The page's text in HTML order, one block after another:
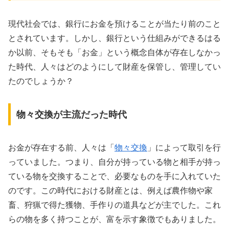
現代社会では、銀行にお金を預けることが当たり前のこと
とされています。しかし、銀行という仕組みができるはる
か以前、そもそも「お金」という概念自体が存在しなかっ
た時代、人々はどのようにして財産を保管し、管理してい
たのでしょうか？
物々交換が主流だった時代
お金が存在する前、人々は「 物々交換 」によって取引を行
っていました。つまり、自分が持っている物と相手が持っ
ている物を交換することで、必要なものを手に入れていた
のです。この時代における財産とは、例えば農作物や家
畜、狩猟で得た獲物、手作りの道具などが主でした。これ
らの物を多く持つことが、富を示す象徴でもありました。